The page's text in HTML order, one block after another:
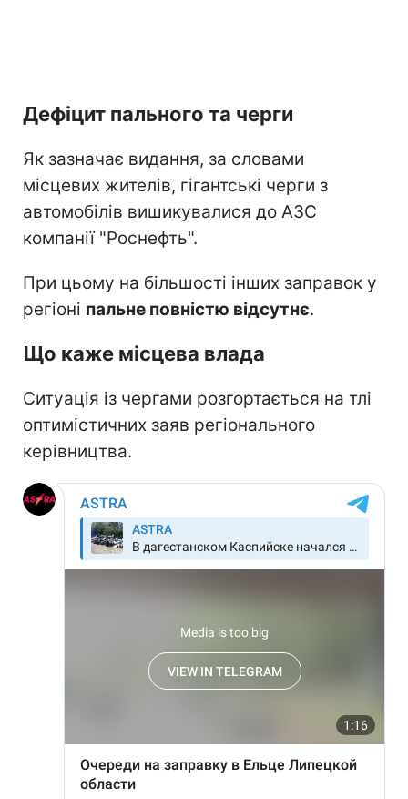
Дефіцит пального та черги
Як зазначає видання, за словами
місцевих жителів, гігантські черги з
автомобілів вишикувалися до АЗС
компанії "Роснефть".
При цьому на більшості інших заправок у
регіоні пальне повністю відсутнє.
Що каже місцева влада
Ситуація із чергами розгортається на тлі
оптимістичних заяв регіонального
керівництва.